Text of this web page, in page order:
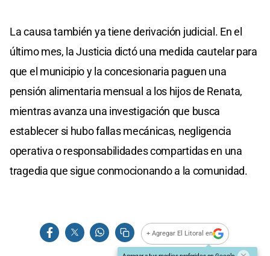
La causa también ya tiene derivación judicial. En el
último mes, la Justicia dictó una medida cautelar para
que el municipio y la concesionaria paguen una
pensión alimentaria mensual a los hijos de Renata,
mientras avanza una investigación que busca
establecer si hubo fallas mecánicas, negligencia
operativa o responsabilidades compartidas en una
tragedia que sigue conmocionando a la comunidad.
+ Agregar El Litoral en